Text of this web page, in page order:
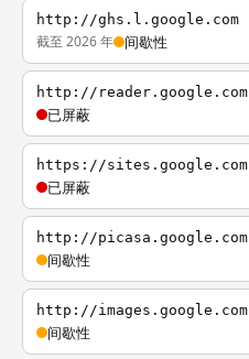
http://ghs.l.google.com
截至 2026 年 间歇性
http://reader.google.com
已屏蔽
https://sites.google.com
已屏蔽
http://picasa.google.com
间歇性
http://images.google.com
间歇性